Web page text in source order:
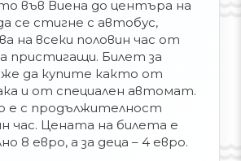
във Виена до центъра на
се стигне с автобус,
на всеки половин час от
пристигащи. Билет за
да купите както от
и от специален автомат.
е с продължителност
час. Цената на билета е
8 евро, а за деца – 4 евро.